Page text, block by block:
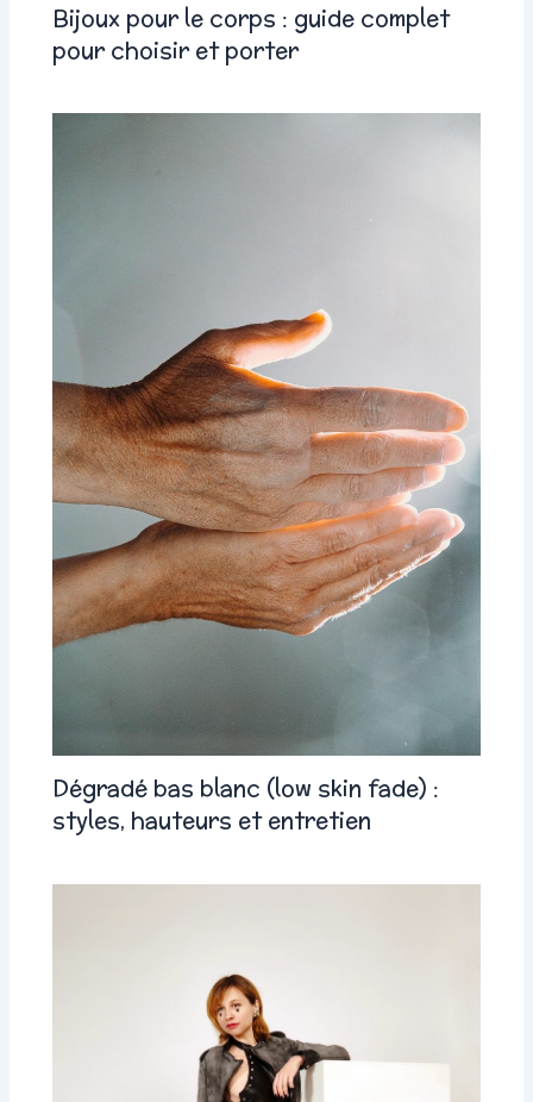
Bijoux pour le corps : guide complet
pour choisir et porter
Dégradé bas blanc (low skin fade) :
styles, hauteurs et entretien